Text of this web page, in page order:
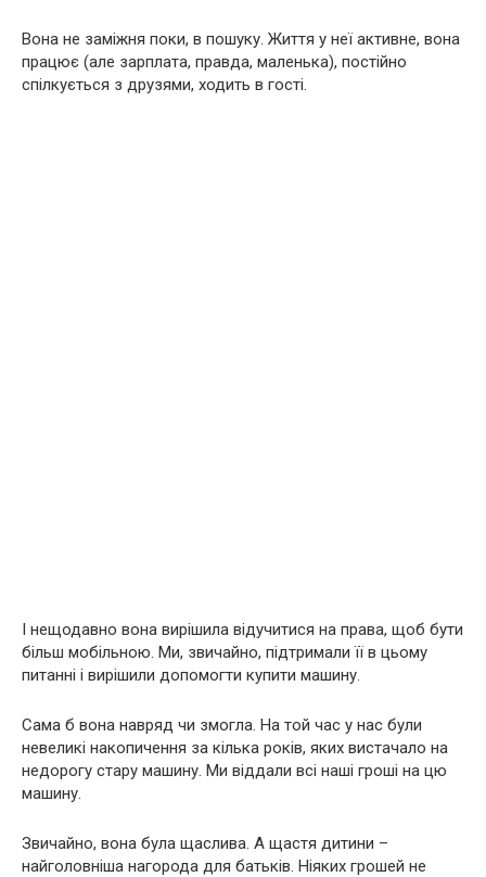
Вона не заміжня поки, в пошуку. Життя у неї активне, вона
працює (але зарплата, правда, маленька), постійно
спілкується з друзями, ходить в гості.
І нещодавно вона вирішила відучитися на права, щоб бути
більш мобільною. Ми, звичайно, підтримали її в цьому
питанні і вирішили допомогти купити машину.
Сама б вона навряд чи змогла. На той час у нас були
невеликі накопичення за кілька років, яких вистачало на
недорогу стару машину. Ми віддали всі наші гроші на цю
машину.
Звичайно, вона була щаслива. А щастя дитини –
найголовніша нагорода для батьків. Ніяких грошей не